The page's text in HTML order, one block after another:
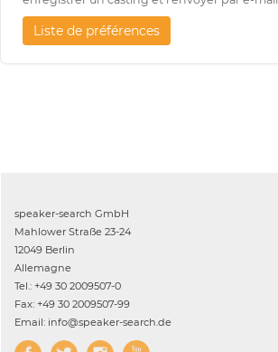
Liste de préférences
speaker-search GmbH
Mahlower Straße 23-24
12049 Berlin
Allemagne
Tel.: +49 30 2009507-0
Fax: +49 30 2009507-99
Email: info@speaker-search.de